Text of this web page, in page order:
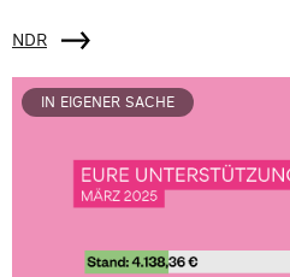
NDR
IN EIGENER SACHE